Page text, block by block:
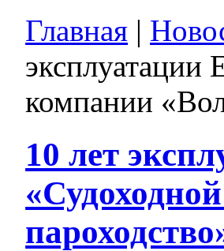
Главная |
компании
10 лет